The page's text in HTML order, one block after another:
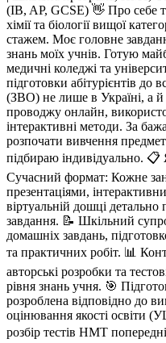
(IB, AP, GCSE) 👋 Про себе
хімії та біології вищої
стажем. Моє головне
знань моїх учнів. Готую
медичні коледжі та
підготовки абітурієнтів до
(ЗВО) не лише в Україні, а й
проводжу онлайн,
інтерактивні методи. За
розпочати вивчення
підбираю індивідуально. 📋
Сучасний формат: Кожне
презентаціями,
віртуальній дошці
завдання. 📝 Шкільний
домашніх завдань,
та практичних робіт. 📊
авторські розробки та
рівня знань учня. 🎯
розроблена відповідно до
оцінювання якості освіти
розбір тестів НМТ